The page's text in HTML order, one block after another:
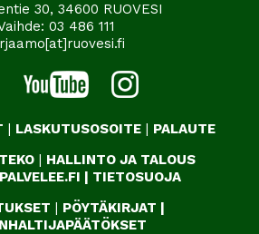
30, 34600 RUOVESI
03 486 111
| LASKUTUSOSOITE | PALAUTE
| HALLINTO JA TALOUS
| TIETOSUOJA
| PÖYTÄKIRJAT |